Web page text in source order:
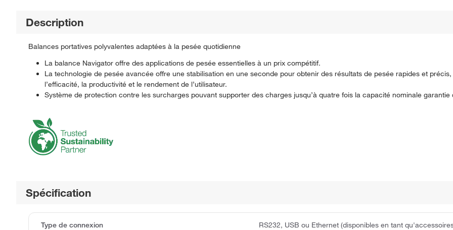
Description
Balances portatives polyvalentes adaptées à la pesée quotidienne
La balance Navigator offre des applications de pesée essentielles à un prix compétitif.
La technologie de pesée avancée offre une stabilisation en une seconde pour obtenir des résultats de pesée rapides et
l’efficacité, la productivité et le rendement de l’utilisateur.
Système de protection contre les surcharges pouvant supporter des charges jusqu’à quatre fois la capacité nominale garantie
Spécification
Type de connexion RS232, USB ou Ethernet (disponibles en tant